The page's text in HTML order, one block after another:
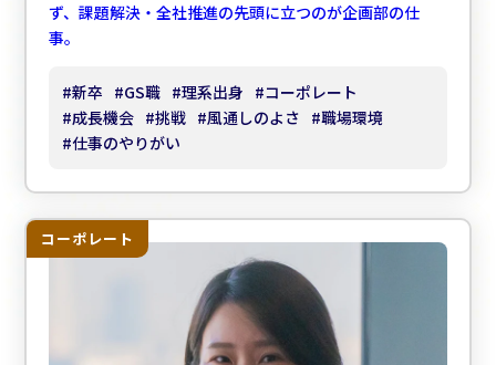
ず、課題解決・全社推進の先頭に立つのが企画部の仕
事。
#新卒 #GS職 #理系出身 #コーポレート
#成長機会 #挑戦 #風通しのよさ #職場環境
#仕事のやりがい
コーポレート